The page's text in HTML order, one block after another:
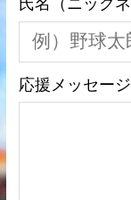
氏名（ニックネ
応援メッセージ